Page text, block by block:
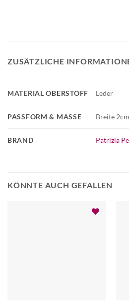
ZUSÄTZLICHE
BRAND Patrizia
MATERIAL OBERSTOFF Leder
PASSFORM & MASSE Breite
KÖNNTE AUCH GEFALLEN